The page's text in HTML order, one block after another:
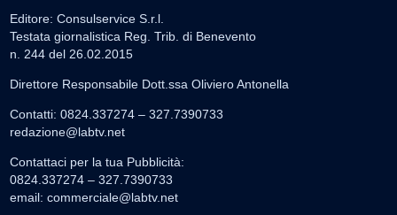
Editore: Consulservice S.r.l.
Testata giornalistica Reg. Trib. di Benevento
n. 244 del 26.02.2015
Direttore Responsabile Dott.ssa Oliviero Antonella
Contatti: 0824.337274 – 327.7390733
redazione@labtv.net
Contattaci per la tua Pubblicità:
0824.337274 – 327.7390733
email: commerciale@labtv.net